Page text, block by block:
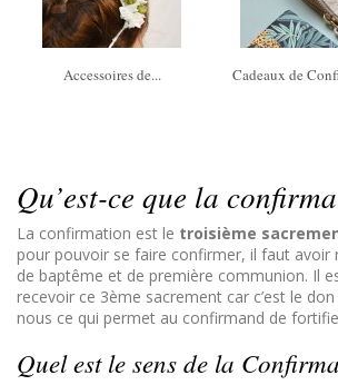
Accessoires de... Cadeaux de
Qu’est-ce que la
La confirmation est le troisième
pour pouvoir se faire confirmer, il faut avoir
de baptême et de première communion. Il
recevoir ce 3ème sacrement car c’est le
nous ce qui permet au confirmand de
Quel est le sens de la